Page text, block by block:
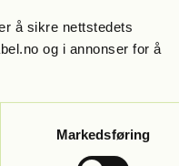
å sikre nettstedets
og i annonser for å
Markedsføring